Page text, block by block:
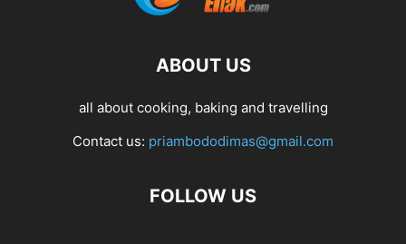
ABOUT US
all about cooking, baking and travelling
Contact us: priambododimas@gmail.com
FOLLOW US